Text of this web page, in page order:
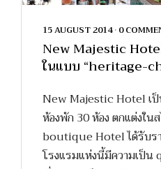
15 AUGUST 2014 • 0
New Majestic
ในแบบ “heritage-
New Majestic Hotel เ
ห้องพัก 30 ห้อง ตกแต่งใ
boutique Hotel ได้รับร
โรงแรมแห่งนี้มีความเป็